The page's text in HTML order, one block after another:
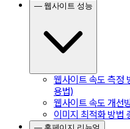
— 웹사이트 성능
웹사이트 속도 측
용법)
웹사이트 속도 개선
이미지 최적화 방법